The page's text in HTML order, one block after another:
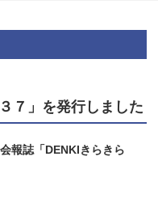
７」を発行しました
報誌「DENKIきらきら